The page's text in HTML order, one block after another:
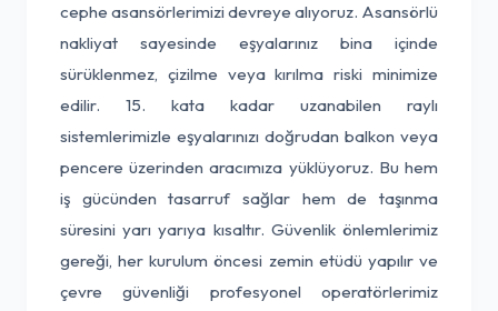
cephe asansörlerimizi devreye alıyoruz. Asansörlü
nakliyat sayesinde eşyalarınız bina içinde
sürüklenmez, çizilme veya kırılma riski minimize
edilir. 15. kata kadar uzanabilen raylı
sistemlerimizle eşyalarınızı doğrudan balkon veya
pencere üzerinden aracımıza yüklüyoruz. Bu hem
iş gücünden tasarruf sağlar hem de taşınma
süresini yarı yarıya kısaltır. Güvenlik önlemlerimiz
gereği, her kurulum öncesi zemin etüdü yapılır ve
çevre güvenliği profesyonel operatörlerimiz